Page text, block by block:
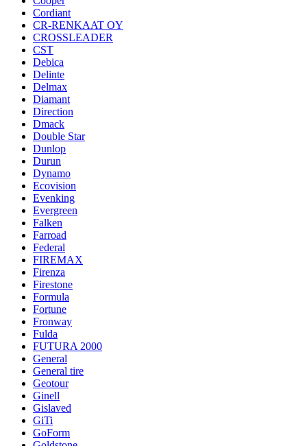
Cordiant
CR-RENKAAT OY
CROSSLEADER
CST
Debica
Delinte
Delmax
Diamant
Direction
Dmack
Double Star
Dunlop
Durun
Dynamo
Ecovision
Evenking
Evergreen
Falken
Farroad
Federal
FIREMAX
Firenza
Firestone
Formula
Fortune
Fronway
Fulda
FUTURA 2000
General
General tire
Geotour
Ginell
Gislaved
GiTi
GoForm